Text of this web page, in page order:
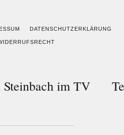
DATENSCHUTZERKLÄRUNG
Steinbach im TV